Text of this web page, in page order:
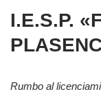
I.E.S.P.
Rumbo al